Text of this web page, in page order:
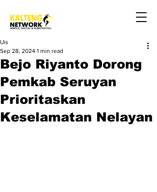
Bejo Riyanto Dorong
Pemkab Seruyan
Prioritaskan
Keselamatan Nelayan
Uis
Sep 28, 2024 1 min read